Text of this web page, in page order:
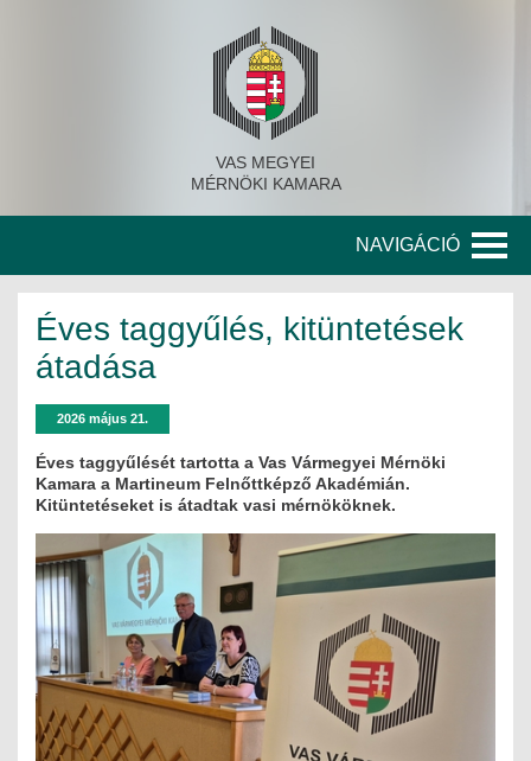
VAS MEGYEI
MÉRNÖKI KAMARA
NAVIGÁCIÓ
A KAMARA TÖRTÉNETE
SZERVEZETI FELÉPÍTÉS
KITÜNTETETT MÉRNÖKÖK
KORÁBBI TISZTSÉGVISELŐK
MÉRNÖK ELŐDÖK
MŰKÖDÉS
JOGOSULTSÁGOK
IGAZGATÁSI, SZOLGÁLTATÁSI DÍJAK
Éves taggyűlés, kitüntetések
átadása
2026 május 21.
Éves taggyűlését tartotta a Vas Vármegyei Mérnöki
Kamara a Martineum Felnőttképző Akadémián.
Kitüntetéseket is átadtak vasi mérnököknek.